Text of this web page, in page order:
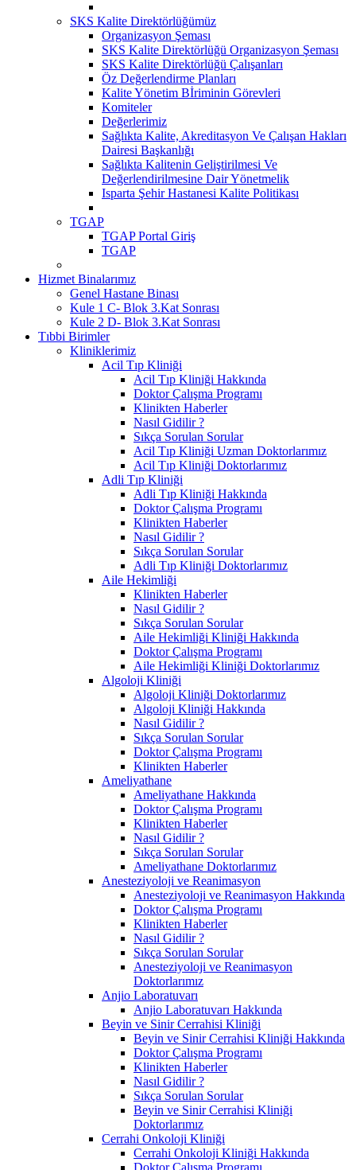
SKS Kalite Direktörlüğümüz
Organizasyon Şeması
SKS Kalite Direktörlüğü Organizasyon Şeması
SKS Kalite Direktörlüğü Çalışanları
Öz Değerlendirme Planları
Kalite Yönetim Bİriminin Görevleri
Komiteler
Değerlerimiz
Sağlıkta Kalite, Akreditasyon Ve Çalışan Hakları
Dairesi Başkanlığı
Sağlıkta Kalitenin Geliştirilmesi Ve
Değerlendirilmesine Dair Yönetmelik
Isparta Şehir Hastanesi Kalite Politikası
TGAP
TGAP Portal Giriş
TGAP
Hizmet Binalarımız
Genel Hastane Binası
Kule 1 C- Blok 3.Kat Sonrası
Kule 2 D- Blok 3.Kat Sonrası
Tıbbi Birimler
Kliniklerimiz
Acil Tıp Kliniği
Acil Tıp Kliniği Hakkında
Doktor Çalışma Programı
Klinikten Haberler
Nasıl Gidilir ?
Sıkça Sorulan Sorular
Acil Tıp Kliniği Uzman Doktorlarımız
Acil Tıp Kliniği Doktorlarımız
Adli Tıp Kliniği
Adli Tıp Kliniği Hakkında
Doktor Çalışma Programı
Klinikten Haberler
Nasıl Gidilir ?
Sıkça Sorulan Sorular
Adli Tıp Kliniği Doktorlarımız
Aile Hekimliği
Klinikten Haberler
Nasıl Gidilir ?
Sıkça Sorulan Sorular
Aile Hekimliği Kliniği Hakkında
Doktor Çalışma Programı
Aile Hekimliği Kliniği Doktorlarımız
Algoloji Kliniği
Algoloji Kliniği Doktorlarımız
Algoloji Kliniği Hakkında
Nasıl Gidilir ?
Sıkça Sorulan Sorular
Doktor Çalışma Programı
Klinikten Haberler
Ameliyathane
Ameliyathane Hakkında
Doktor Çalışma Programı
Klinikten Haberler
Nasıl Gidilir ?
Sıkça Sorulan Sorular
Ameliyathane Doktorlarımız
Anesteziyoloji ve Reanimasyon
Anesteziyoloji ve Reanimasyon Hakkında
Doktor Çalışma Programı
Klinikten Haberler
Nasıl Gidilir ?
Sıkça Sorulan Sorular
Anesteziyoloji ve Reanimasyon
Doktorlarımız
Anjio Laboratuvarı
Anjio Laboratuvarı Hakkında
Beyin ve Sinir Cerrahisi Kliniği
Beyin ve Sinir Cerrahisi Kliniği Hakkında
Doktor Çalışma Programı
Klinikten Haberler
Nasıl Gidilir ?
Sıkça Sorulan Sorular
Beyin ve Sinir Cerrahisi Kliniği
Doktorlarımız
Cerrahi Onkoloji Kliniği
Cerrahi Onkoloji Kliniği Hakkında
Doktor Çalışma Programı